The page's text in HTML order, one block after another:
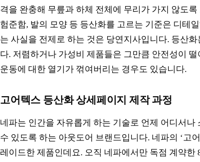
격을 완충해 무릎과 하체 전체에 무리가 가지 않도
험준함, 발의 모양 등 등산화를 고르는 기준은 디테
는 사실을 전제로 하는 것은 당연지사입니다. 등산
다. 저렴하거나 가성비 제품들은 그만큼 안전성이
운동에 대한 열기가 꺾여버리는 경우도 있습니다.
고어텍스 등산화 상세페이지 제작 과정
네파는 인간을 자유롭게 하는 기술로 언제 어디서
수 있도록 하는 아웃도어 브랜드입니다. 네파의 ‘고
레이드한 제품인데요. 오직 네파에서만 독점 계약